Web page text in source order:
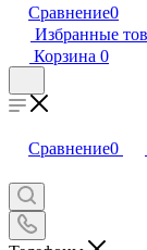
Сравнение0
Избранные
Корзина 0
Сравнение0